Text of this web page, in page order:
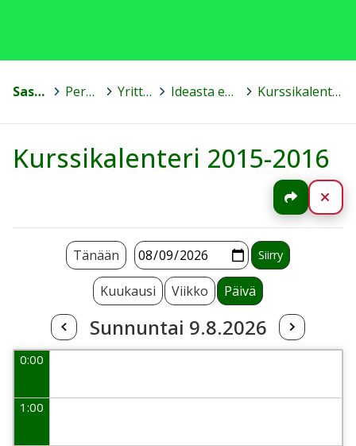
Sastamala Perusopetus > Yrittäjyyskasvatus > Ideasta euroiksi - toisen asteen yrittäjyyskurssi > Kurssikalenteri 2015-2016
Kurssikalenteri 2015-2016
Jaa
Kuukausi Viikko Päivä
Sunnuntai 9.8.2026
Tänään
0:00
1:00